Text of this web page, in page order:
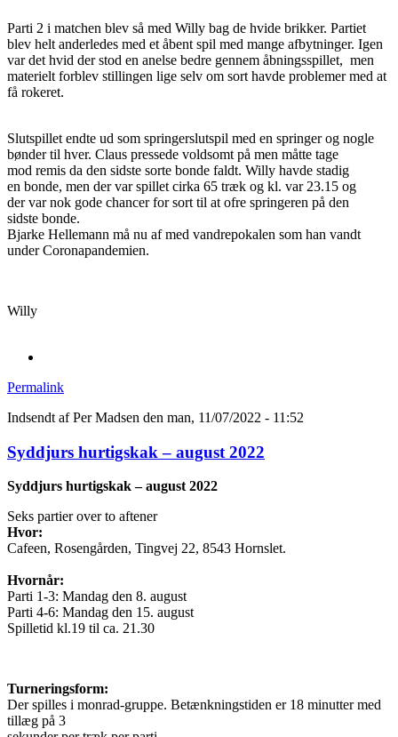
Parti 2 i matchen blev så med Willy bag de hvide brikker. Partiet
blev helt anderledes med et åbent spil med mange afbytninger. Igen
var det hvid der stod en anelse bedre gennem åbningsspillet, men
materielt forblev stillingen lige selv om sort havde problemer med at
få rokeret.
Slutspillet endte ud som springerslutspil med en springer og nogle
bønder til hver. Claus pressede voldsomt på men måtte tage
mod remis da den sidste sorte bonde faldt. Willy havde stadig
en bonde, men der var spillet cirka 65 træk og kl. var 23.15 og
der var nok gode chancer for sort til at ofre springeren på den
sidste bonde.
Bjarke Hellemann må nu af med vandrepokalen som han vandt
under Coronapandemien.
Willy
Permalink
Indsendt afPer Madsen den man, 11/07/2022 - 11:52
Syddjurs hurtigskak – august 2022
Syddjurs hurtigskak – august 2022
Seks partier over to aftener
Hvor:
Cafeen, Rosengården, Tingvej 22, 8543 Hornslet.
Hvornår:
Parti 1-3: Mandag den 8. august
Parti 4-6: Mandag den 15. august
Spilletid kl.19 til ca. 21.30
Turneringsform:
Der spilles i monrad-gruppe. Betænkningstiden er 18 minutter med
tillæg på 3